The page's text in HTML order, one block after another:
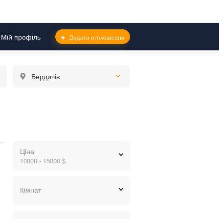
Мій профіль Додати оголошення
Бердичів
Ціна
10000 - 15000 $
Кімнат